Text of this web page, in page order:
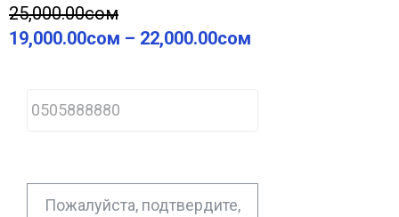
25,000.00сом
19,000.00сом – 22,000.00сом
h
o
*
Пожалуйста, подтвердите,